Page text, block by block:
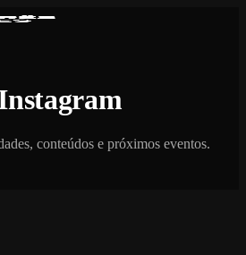
conteúdos e próximos eventos.